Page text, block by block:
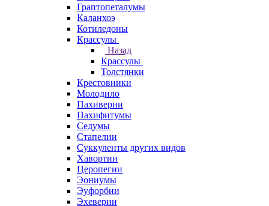
Граптопеталумы
Каланхоэ
Котиледоны
Крассулы
Назад
Крассулы
Толстянки
Крестовники
Молодило
Пахиверии
Пахифитумы
Седумы
Стапелии
Суккуленты других видов
Хавортии
Церопегии
Эониумы
Эуфорбии
Эхеверии